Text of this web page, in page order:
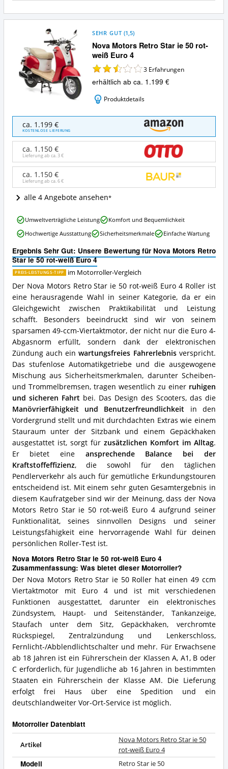
Nova Motors Retro Star ie 50 rot-
weiß Euro 4
SEHR GUT (1,5)
3 Erfahrungen
erhältlich ab ca. 1.199 €
Produktdetails
Nova
Motors
Retro
Star
50
rot-
weiß
Euro
Wo
ist
dieser
Motorroller
erhältlich?
ca. 1.199 €
KOSTENLOSE LIEFERUNG
ca. 1.150 €
Lieferung ab ca.3 €
ca. 1.150 €
Lieferung ab ca.6 €
alle 4 Angebote ansehen
Ergebnis Sehr Gut: Unsere Bewertung für Nova Motors Retro
Star ie 50 rot-weiß Euro 4
PREIS-LEISTUNGS-TIPP im Motorroller-Vergleich
Der Nova Motors Retro Star ie 50 rot-weiß Euro 4 Roller ist
eine herausragende Wahl in seiner Kategorie, da er ein
Gleichgewicht zwischen Praktikabilität und Leistung
schafft. Besonders beeindruckt sind wir von seinem
sparsamen 49-ccm-Viertaktmotor, der nicht nur die Euro 4-
Abgasnorm erfüllt, sondern dank der elektronischen
Zündung auch einwartungsfreies Fahrerlebnisverspricht.
Das stufenlose Automatikgetriebe und die ausgewogene
Mischung aus Sicherheitsmerkmalen, darunter Scheiben-
und Trommelbremsen, tragen wesentlich zu einer ruhigen
und sicheren Fahrtbei. Das Design des Scooters, das die
Manövrierfähigkeit und Benutzerfreundlichkeit in den
Vordergrund stellt und mit durchdachten Extras wie einem
Stauraum unter der Sitzbank und einem Gepäckhaken
ausgestattet ist, sorgt für zusätzlichen Komfort im Alltag.
Er bietet eine ansprechende Balance bei der
Kraftstoffeffizienz, die sowohl für den täglichen
Pendlerverkehr als auch für gemütliche Erkundungstouren
entscheidend ist. Mit einem sehr guten Gesamtergebnis in
diesem Kaufratgeber sind wir der Meinung, dass der Nova
Motors Retro Star ie 50 rot-weiß Euro 4 aufgrund seiner
Funktionalität, seines sinnvollen Designs und seiner
Leistungsfähigkeit eine hervorragende Wahl für deinen
persönlichen Roller-Test ist.
Nova Motors Retro Star ie 50 rot-weiß Euro 4
Zusammenfassung: Was bietet dieser Motorroller?
Der Nova Motors Retro Star ie 50 Roller hat einen 49 ccm
Viertaktmotor mit Euro 4 und ist mit verschiedenen
Funktionen ausgestattet, darunter ein elektronisches
Zündsystem, Haupt- und Seitenständer, Tankanzeige,
Staufach unter dem Sitz, Gepäckhaken, verchromte
Rückspiegel, Zentralzündung und Lenkerschloss,
Fernlicht-/Abblendlichtschalter und mehr. Für Erwachsene
ab 18 Jahren ist ein Führerschein der Klassen A, A1, B oder
C erforderlich, für Jugendliche ab 16 Jahren in bestimmten
Staaten ein Führerschein der Klasse AM. Die Lieferung
erfolgt frei Haus über eine Spedition und ein
deutschlandweiter Vor-Ort-Service ist möglich.
Motorroller Datenblatt
Artikel
Nova Motors Retro Star ie 50
rot-weiß Euro 4
Modell Retro Star ie 50
Nova
Motors
Retro
ie
50
rot-
weiß
Euro
4
Vorteile:
Was
spricht
für
diesen
Motorroller?
Umweltverträgliche Leistung
Komfort und Bequemlichkeit
Hochwertige Ausstattung
Sicherheitsmerkmale Einfache Wartung